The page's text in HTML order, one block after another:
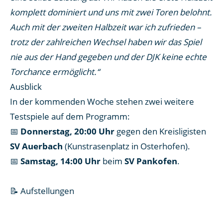
komplett dominiert und uns mit zwei Toren belohnt.
Auch mit der zweiten Halbzeit war ich zufrieden –
trotz der zahlreichen Wechsel haben wir das Spiel
nie aus der Hand gegeben und der DJK keine echte
Torchance ermöglicht.“
Ausblick
In der kommenden Woche stehen zwei weitere
Testspiele auf dem Programm:
📅 Donnerstag, 20:00 Uhr gegen den Kreisligisten
SV Auerbach (Kunstrasenplatz in Osterhofen).
📅 Samstag, 14:00 Uhr beim SV Pankofen.
📝 Aufstellungen